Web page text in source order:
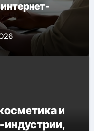
и
индустрии,